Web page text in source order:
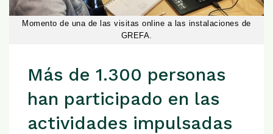
Momento de una de las visitas online a las instalaciones de
GREFA.
Más de 1.300 personas
han participado en las
actividades impulsadas